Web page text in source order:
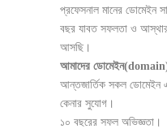
প্রফেসনাল মানের ডোমেইন
বছর যাবত সফলতা ও আস্থার
আসছি।
আমাদের ডোমেইন(domain)
আন্তজার্তিক সকল ডোমেইন
কেনার সুযোগ।
১০ বছরের সফল অভিজ্ঞতা।